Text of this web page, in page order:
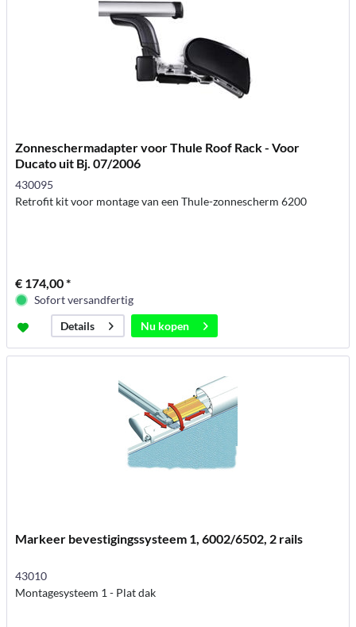
Zonneschermadapter voor Thule Roof Rack - Voor
Ducato uit Bj. 07/2006
430095
Retrofit kit voor montage van een Thule-zonnescherm 6200
€ 174,00 *
Sofort versandfertig
Details
Nu kopen
Markeer bevestigingssysteem 1, 6002/6502, 2 rails
43010
Montagesysteem 1 - Plat dak